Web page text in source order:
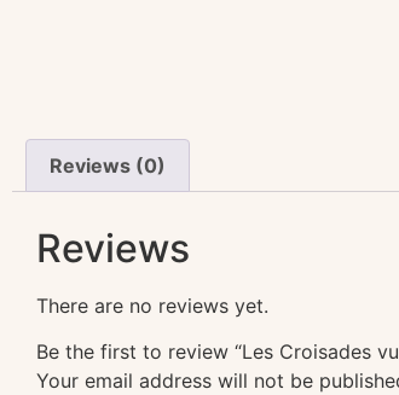
Reviews (0)
Reviews
There are no reviews yet.
Be the first to review “Les Croisades
Your email address will not be